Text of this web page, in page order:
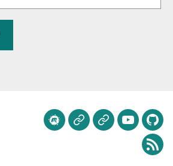
meetup.com
Mastodon
BlueskyYoutube